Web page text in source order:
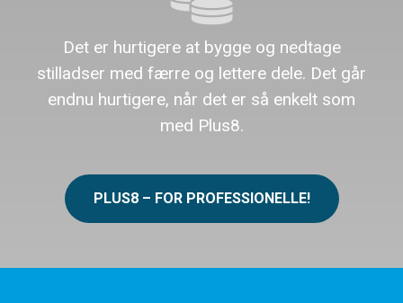
Det er hurtigere at bygge og nedtage
stilladser med færre og lettere dele. Det går
endnu hurtigere, når det er så enkelt som
med Plus8.
PLUS8 – FOR PROFESSIONELLE!